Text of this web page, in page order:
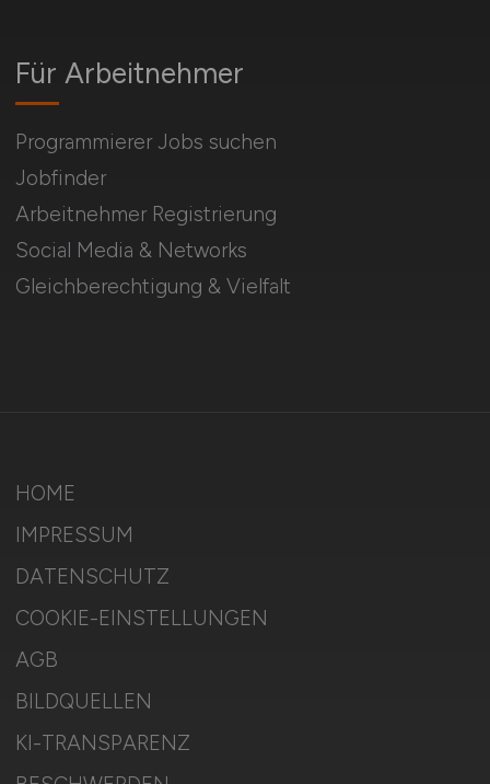
Für Arbeitnehmer
Programmierer Jobs suchen
Jobfinder
Arbeitnehmer Registrierung
Social Media & Networks
Gleichberechtigung & Vielfalt
HOME
IMPRESSUM
DATENSCHUTZ
COOKIE-EINSTELLUNGEN
AGB
BILDQUELLEN
KI-TRANSPARENZ